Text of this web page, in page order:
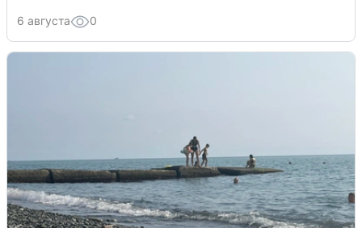
6 августа 0